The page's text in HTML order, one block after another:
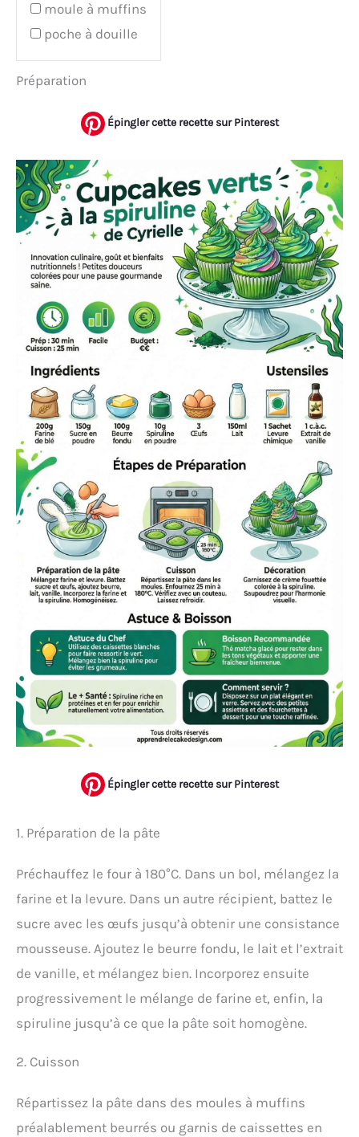
moule à muffins
poche à douille
Préparation
Épingler cette recette sur Pinterest
Épingler cette recette sur Pinterest
1. Préparation de la pâte
Préchauffez le four à 180°C. Dans un bol, mélangez la
farine et la levure. Dans un autre récipient, battez le
sucre avec les œufs jusqu’à obtenir une consistance
mousseuse. Ajoutez le beurre fondu, le lait et l’extrait
de vanille, et mélangez bien. Incorporez ensuite
progressivement le mélange de farine et, enfin, la
spiruline jusqu’à ce que la pâte soit homogène.
2. Cuisson
Répartissez la pâte dans des moules à muffins
préalablement beurrés ou garnis de caissettes en